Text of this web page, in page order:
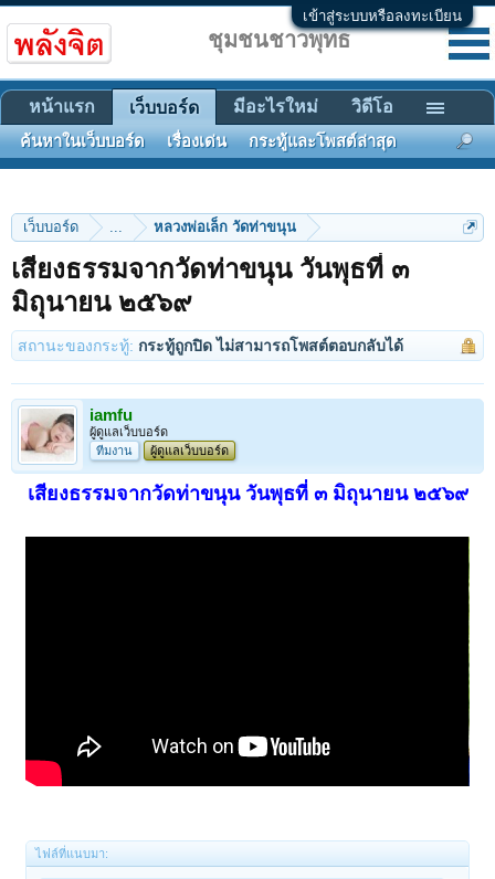
เข้าสู่ระบบหรือลงทะเบียน
เว็บบอร์ด ... หลวงพ่อเล็ก วัดท่าขนุน
เสียงธรรมจากวัดท่าขนุน วันพุธที่ ๓
มิถุนายน ๒๕๖๙
สถานะของกระทู้: กระทู้ถูกปิด ไม่สามารถโพสต์ตอบกลับได้
iamfu
ผู้ดูแลเว็บบอร์ด
ทีมงาน
ผู้ดูแลเว็บบอร์ด
เสียงธรรมจากวัดท่าขนุน วันพุธที่ ๓ มิถุนายน ๒๕๖๙
ไฟล์ที่แนบมา:
ชุมชนชาวพุทธ
หน้าแรก เว็บบอร์ด
ค้นหาในเว็บบอร์ด เรื่องเด่น กระทู้และโพสต์ล่าสุด
มีอะไรใหม่ วิดีโอ